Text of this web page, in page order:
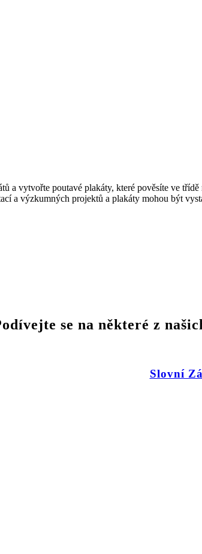
a vytvořte poutavé plakáty, které pověsíte ve
a výzkumných projektů a plakáty mohou být
se na některé z
Slovní